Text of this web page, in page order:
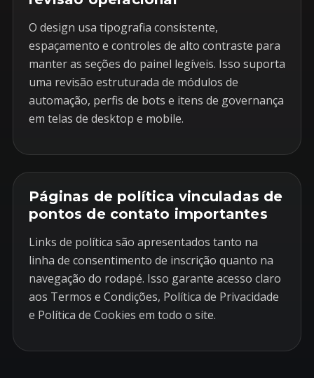
O design usa tipografia consistente,
espaçamento e controles de alto contraste para
manter as seções do painel legíveis. Isso suporta
uma revisão estruturada de módulos de
automação, perfis de bots e itens de governança
em telas de desktop e mobile.
Páginas de política vinculadas de
pontos de contato importantes
Links de política são apresentados tanto na
linha de consentimento de inscrição quanto na
navegação do rodapé. Isso garante acesso claro
aos Termos e Condições, Política de Privacidade
e Política de Cookies em todo o site.